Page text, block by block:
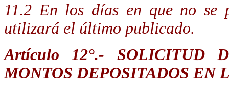
11.2 En los días en que no se
utilizará el último publicado.
Artículo 12°.- SOLICITUD
MONTOS DEPOSITADOS EN